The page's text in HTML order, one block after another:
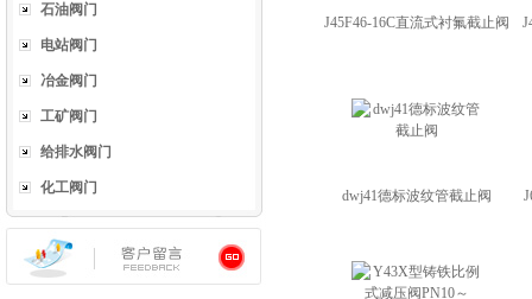
石油阀门
电站阀门
冶金阀门
工矿阀门
给排水阀门
化工阀门
J45F46-16C直流式衬氟截止阀
dwj41德标波纹管截止阀